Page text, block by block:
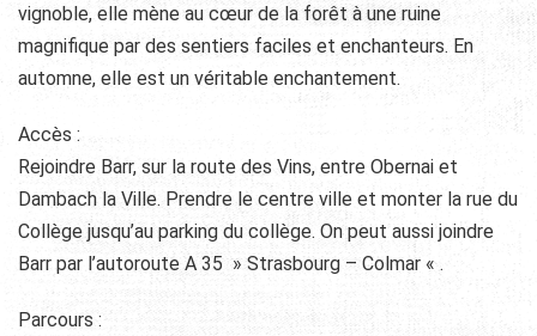
vignoble, elle mène au cœur de la forêt à une ruine
magnifique par des sentiers faciles et enchanteurs. En
automne, elle est un véritable enchantement.
Accès :
Rejoindre Barr, sur la route des Vins, entre Obernai et
Dambach la Ville. Prendre le centre ville et monter la rue du
Collège jusqu’au parking du collège. On peut aussi joindre
Barr par l’autoroute A 35 » Strasbourg – Colmar « .
Parcours :